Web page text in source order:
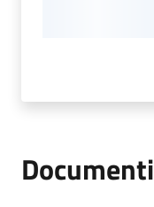
Documenti